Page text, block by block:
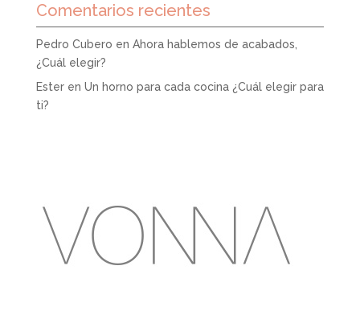
Comentarios recientes
Pedro Cubero en Ahora hablemos de acabados,
¿Cuál elegir?
Esteren Un horno para cada cocina ¿Cuál elegir para
ti?